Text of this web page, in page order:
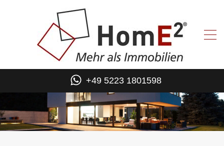
+49 5223 1801598